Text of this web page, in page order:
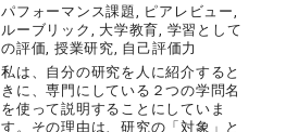
パフォーマンス課題, ピアレビュー,
ルーブリック, 大学教育, 学習として
の評価, 授業研究, 自己評価力
私は、自分の研究を人に紹介すると
きに、専門にしている２つの学問名
を使って説明することにしていま
す。その理由は、研究の「対象」と